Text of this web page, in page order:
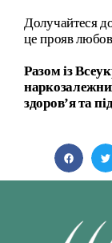
Долучайтеся
це прояв
Разом із
здоров’я та